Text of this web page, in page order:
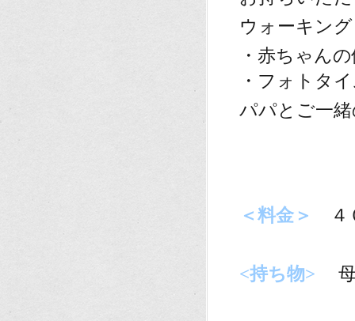
ウォーキン
・赤ちゃん
・フォトタ
パパとご一
＜料金＞
<持ち物> 母